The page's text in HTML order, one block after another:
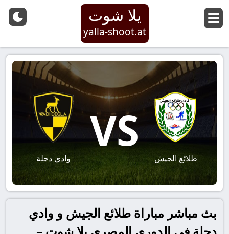
يلا شوت
yalla-shoot.at
طلائع الجيش
VS
وادي دجلة
بث مباشر مباراة طلائع الجيش و وادي